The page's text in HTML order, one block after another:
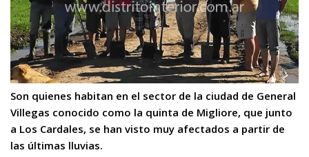
Son quienes habitan en el sector de la ciudad de General
Villegas conocido como la quinta de Migliore, que junto
a Los Cardales, se han visto muy afectados a partir de
las últimas lluvias.